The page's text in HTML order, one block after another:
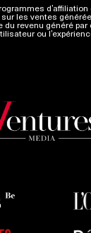
les ventes
revenu généré par
ou